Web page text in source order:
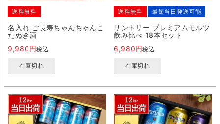
送料無料
名入れ ご長寿ちゃんちゃんこ
たぬき酒
9,980
税込
在庫切れ
送料無料 最短当日発送可能
サントリー プレミアムモルツ
飲み比べ 18本セット
6,980
税込
在庫切れ